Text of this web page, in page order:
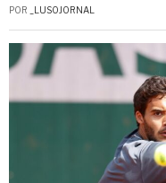
POR _LUSOJORNAL